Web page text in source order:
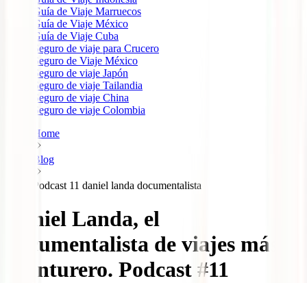
Guía de Viaje Marruecos
Guía de Viaje México
Guía de Viaje Cuba
Seguro de viaje para Crucero
Seguro de Viaje México
Seguro de viaje Japón
Seguro de viaje Tailandia
Seguro de viaje China
Seguro de viaje Colombia
Home
Blog
Podcast 11 daniel landa documentalista
Daniel Landa, el
documentalista de viajes más
aventurero. Podcast #11